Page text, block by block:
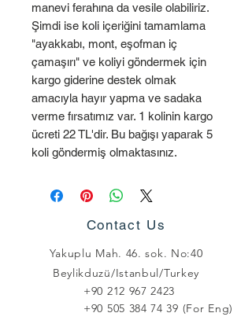
manevi ferahına da vesile olabiliriz.
Şimdi ise koli içeriğini tamamlama
"ayakkabı, mont, eşofman iç
çamaşırı" ve koliyi göndermek için
kargo giderine destek olmak
amacıyla hayır yapma ve sadaka
verme fırsatımız var. 1 kolinin kargo
ücreti 22 TL'dir. Bu bağışı yaparak 5
koli göndermiş olmaktasınız.
Contact Us
Yakuplu Mah. 46. sok. No:40
Beylikduzü/Istanbul/Turkey
+90 212 967 2423
+90 505 384 74 39 (For Eng)